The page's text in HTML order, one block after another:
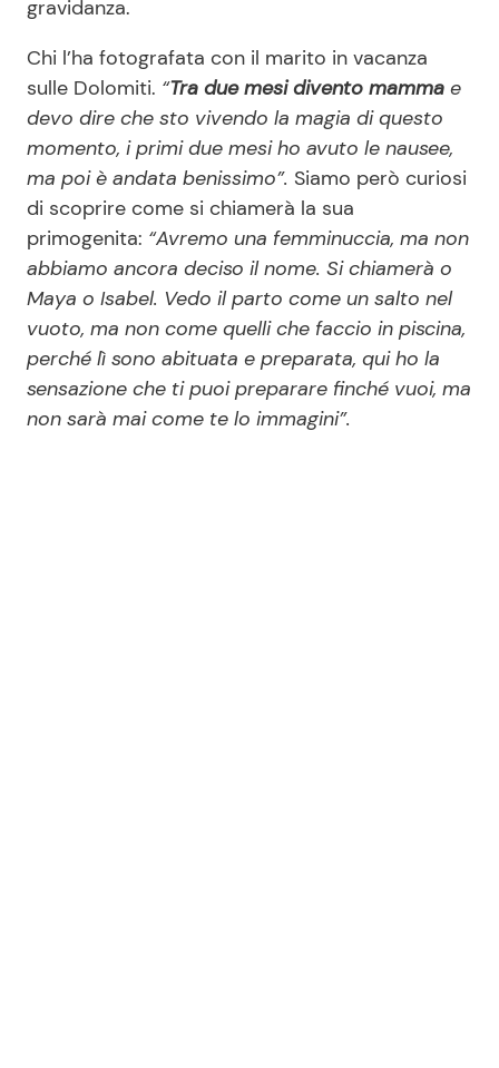
Privacy Policy
gravidanza.
Chi l’ha fotografata con il marito in vacanza
sulle Dolomiti. “Tra due mesi divento mamma e
devo dire che sto vivendo la magia di questo
momento, i primi due mesi ho avuto le nausee,
ma poi è andata benissimo”. Siamo però curiosi
di scoprire come si chiamerà la sua
primogenita: “Avremo una femminuccia, ma non
abbiamo ancora deciso il nome. Si chiamerà o
Maya o Isabel. Vedo il parto come un salto nel
vuoto, ma non come quelli che faccio in piscina,
perché lì sono abituata e preparata, qui ho la
sensazione che ti puoi preparare finché vuoi, ma
non sarà mai come te lo immagini”.